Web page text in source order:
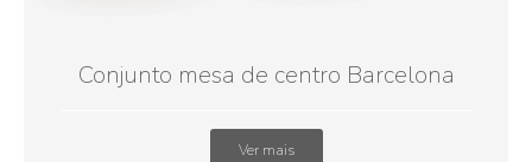
Conjunto mesa de centro Barcelona
Ver mais